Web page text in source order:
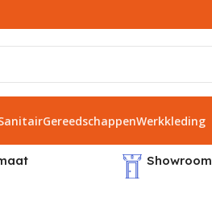
GereedschappenWerkkleding
Showroom